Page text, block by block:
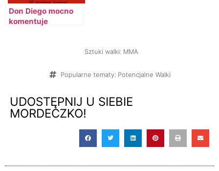
Don Diego mocno
komentuje
Sztuki walki: MMA
Popularne tematy: Potencjalne Walki
UDOSTĘPNIJ U SIEBIE
MORDECZKO!